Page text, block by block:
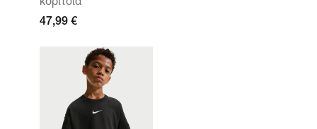
κορίτσια
47,99 €